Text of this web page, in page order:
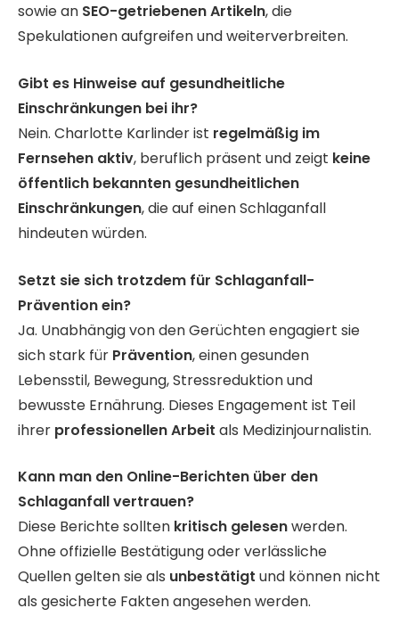
sowie an SEO-getriebenen Artikeln, die
Spekulationen aufgreifen und weiterverbreiten.
Gibt es Hinweise auf gesundheitliche
Einschränkungen bei ihr?
Nein. Charlotte Karlinder ist regelmäßig im
Fernsehen aktiv, beruflich präsent und zeigt keine
öffentlich bekannten gesundheitlichen
Einschränkungen, die auf einen Schlaganfall
hindeuten würden.
Setzt sie sich trotzdem für Schlaganfall-
Prävention ein?
Ja. Unabhängig von den Gerüchten engagiert sie
sich stark für Prävention, einen gesunden
Lebensstil, Bewegung, Stressreduktion und
bewusste Ernährung. Dieses Engagement ist Teil
ihrer professionellen Arbeit als Medizinjournalistin.
Kann man den Online-Berichten über den
Schlaganfall vertrauen?
Diese Berichte sollten kritisch gelesenwerden.
Ohne offizielle Bestätigung oder verlässliche
Quellen gelten sie als unbestätigt und können nicht
als gesicherte Fakten angesehen werden.